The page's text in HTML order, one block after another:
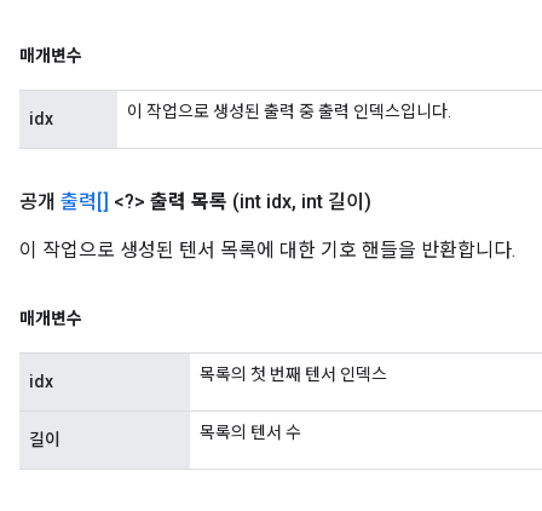
매개변수
idx 이 작업으로 생성된 출력 중 출력 인덱스입니다.
공개 출력[] <?> 출력 목록 (int idx, int 길이)
이 작업으로 생성된 텐서 목록에 대한 기호 핸들을 반환합니다.
매개변수
idx 목록의 첫 번째 텐서 인덱스
길이 목록의 텐서 수